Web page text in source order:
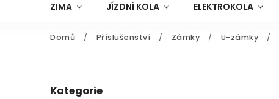
ZIMA JÍZDNÍ KOLA ELEKTROKOLA
Domů / Příslušenství / Zámky / U-zámky /
Kategorie